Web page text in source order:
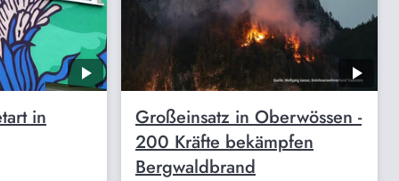
in
Großeinsatz in Oberwössen -
200 Kräfte bekämpfen
Bergwaldbrand